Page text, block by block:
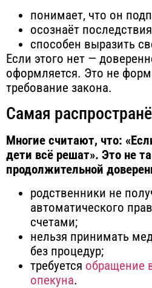
понимает, что он
осознаёт
способен выразить
Если этого нет —
оформляется. Это не
требование закона.
Самая
Многие считают, что:
дети всё решат». Это не
продолжительной
родственники не
автоматического
счетами;
нельзя принимать
без процедур;
требуется обращение
опекуна.